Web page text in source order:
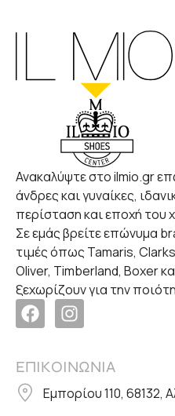
Ανακαλύψτε στο ilmio.gr
άνδρες και γυναίκες,
περίσταση και εποχή του
Σε εμάς βρείτε επώνυμα
τιμές όπως Tamaris,
Oliver, Timberland, Boxer
ξεχωρίζουν για την
ΕΠΙΚΟΙΝΩΝΙΑ
Εμπορίου 110, 68132,